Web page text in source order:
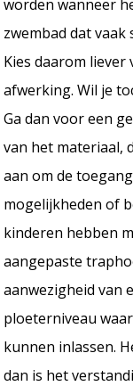
worden wanneer
zwembad dat
Kies daarom
afwerking. Wil je
Ga dan voor een
van het materiaal,
aan om de
mogelijkheden of
kinderen hebben
aangepaste
aanwezigheid van
ploeterniveau
kunnen inlassen.
dan is het